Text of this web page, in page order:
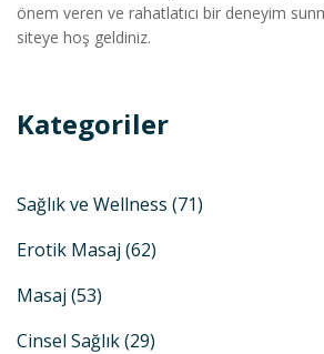
önem veren ve rahatlatıcı bir deneyim
siteye hoş geldiniz.
Kategoriler
Sağlık ve Wellness (71)
Erotik Masaj (62)
Masaj (53)
Cinsel Sağlık(29)